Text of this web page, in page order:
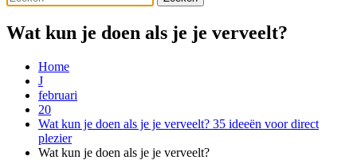
Wat kun je doen als je je verveelt?
Home
J
februari
20
Wat kun je doen als je je verveelt? 35 ideeën voor direct
plezier
Wat kun je doen als je je verveelt?